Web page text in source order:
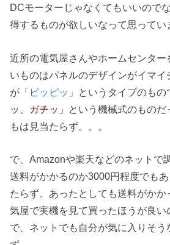
DCモーターじゃなくてもいいので
得するものが欲しいなって思ってい
近所の電気屋さんやホームセンタ
いものはパネルのデザインがイマイ
が 「ピッピッ」 というタイプのもの
ッ、ガチッ」
という機械式のもの
もは見当たらず。。。
で、Amazonや楽天などのネットで
送料がかかるのか3000円程度でも
たらず、あったとしても送料がかか
気屋で実機を見て買ったほうが良い
で、ネットでも自分が気に入りそう